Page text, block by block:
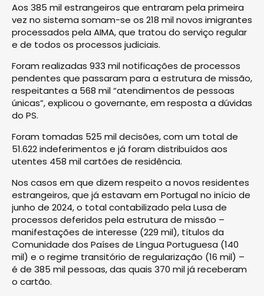
Aos 385 mil estrangeiros que entraram pela primeira
vez no sistema somam-se os 218 mil novos imigrantes
processados pela AIMA, que tratou do serviço regular
e de todos os processos judiciais.
Foram realizadas 933 mil notificações de processos
pendentes que passaram para a estrutura de missão,
respeitantes a 568 mil “atendimentos de pessoas
únicas”, explicou o governante, em resposta a dúvidas
do PS.
Foram tomadas 525 mil decisões, com um total de
51.622 indeferimentos e já foram distribuídos aos
utentes 458 mil cartões de residência.
Nos casos em que dizem respeito a novos residentes
estrangeiros, que já estavam em Portugal no início de
junho de 2024, o total contabilizado pela Lusa de
processos deferidos pela estrutura de missão –
manifestações de interesse (229 mil), títulos da
Comunidade dos Países de Língua Portuguesa (140
mil) e o regime transitório de regularização (16 mil) –
é de 385 mil pessoas, das quais 370 mil já receberam
o cartão.